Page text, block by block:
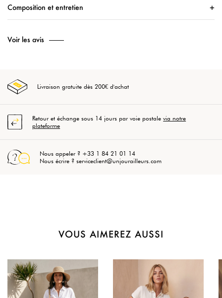
Composition et entretien
Voir les avis
Livraison gratuite dès 200€ d'achat
Retour et échange sous 14 jours par voie postalevia notre
plateforme
Nous appeler ? +33 1 84 21 01 14
Nous écrire ? serviceclient@unjourailleurs.com
VOUS AIMEREZ AUSSI